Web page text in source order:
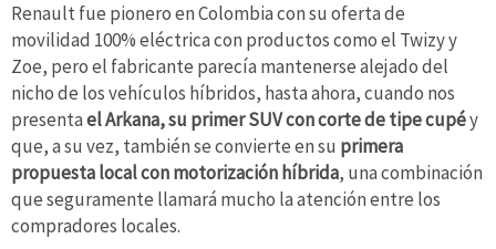
Renault fue pionero en Colombia con su oferta de
movilidad 100% eléctrica con productos como el Twizy y
Zoe, pero el fabricante parecía mantenerse alejado del
nicho de los vehículos híbridos, hasta ahora, cuando nos
presentael Arkana, su primer SUV con corte de tipe cupéy
que, a su vez, también se convierte en su primera
propuesta local con motorización híbrida, una combinación
que seguramente llamará mucho la atención entre los
compradores locales.